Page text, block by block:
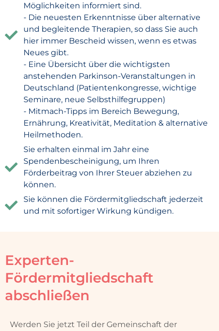
Möglichkeiten informiert sind.
- Die neuesten Erkenntnisse über alternative
und begleitende Therapien, so dass Sie auch
hier immer Bescheid wissen, wenn es etwas
Neues gibt.
- Eine Übersicht über die wichtigsten
anstehenden Parkinson-Veranstaltungen in
Deutschland (Patientenkongresse, wichtige
Seminare, neue Selbsthilfegruppen)
- Mitmach-Tipps im Bereich Bewegung,
Ernährung, Kreativität, Meditation & alternative
Heilmethoden.
Sie erhalten einmal im Jahr eine
Spendenbescheinigung, um Ihren
Förderbeitrag von Ihrer Steuer abziehen zu
können.
Sie können die Fördermitgliedschaft jederzeit
und mit sofortiger Wirkung kündigen.
Experten-
Fördermitgliedschaft
abschließen
Werden Sie jetzt Teil der Gemeinschaft der